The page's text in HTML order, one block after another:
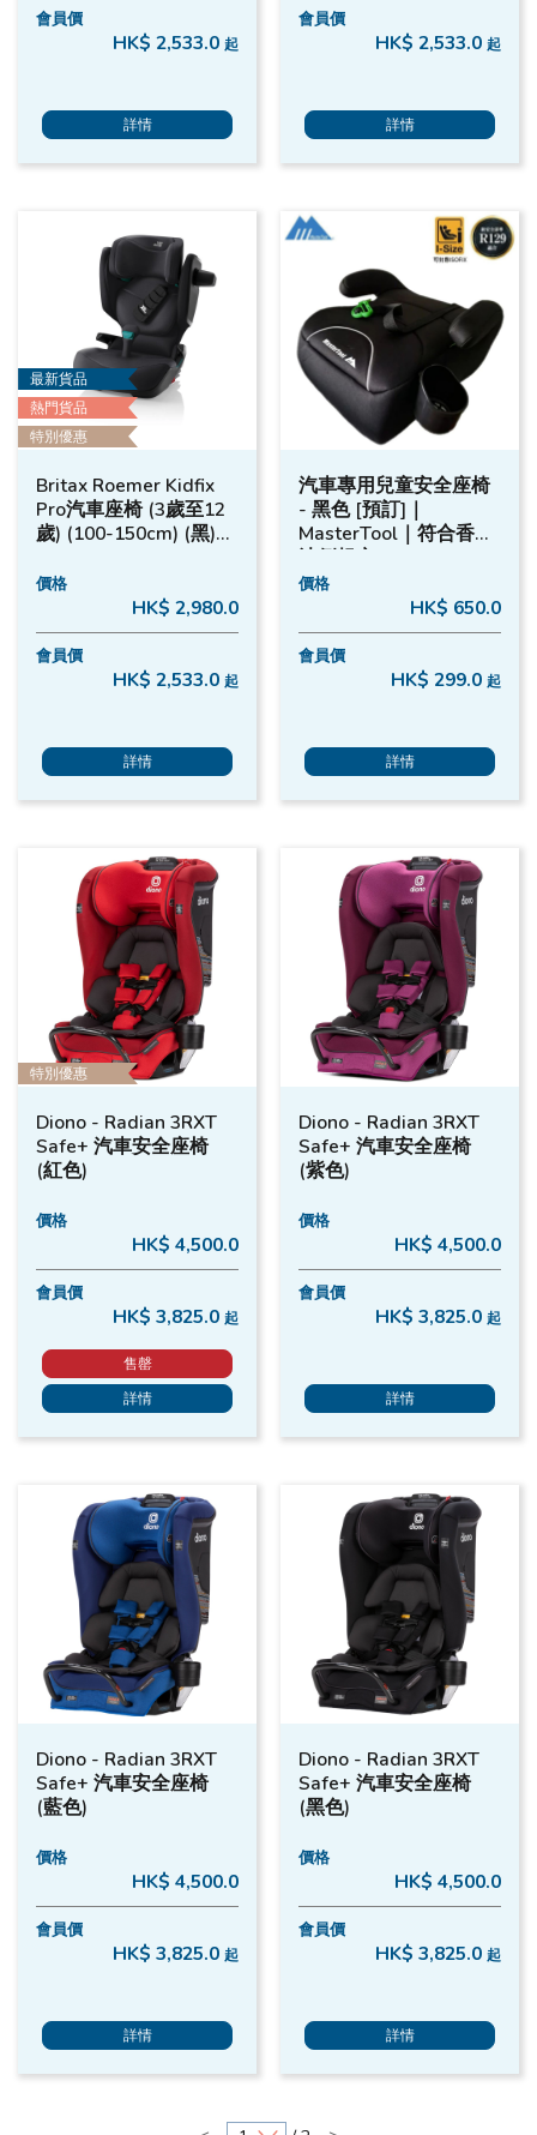
會員價
HK$ 2,533.0 起
詳情
會員價
HK$ 2,533.0 起
詳情
最新貨品
熱門貨品
特別優惠
Britax Roemer Kidfix
Pro汽車座椅 (3歲至12
歲) (100-150cm) (黑)｜
價格
HK$ 2,980.0
會員價
HK$ 2,533.0 起
詳情
汽車專用兒童安全座椅
- 黑色 [預訂]｜
MasterTool｜符合香港
法例規定
價格
HK$ 650.0
會員價
HK$ 299.0 起
詳情
特別優惠
Diono - Radian 3RXT
Safe+ 汽車安全座椅
(紅色)
價格
HK$ 4,500.0
會員價
HK$ 3,825.0 起
售罄
詳情
Diono - Radian 3RXT
Safe+ 汽車安全座椅
(紫色)
價格
HK$ 4,500.0
會員價
HK$ 3,825.0 起
詳情
Diono - Radian 3RXT
Safe+ 汽車安全座椅
(藍色)
價格
HK$ 4,500.0
會員價
HK$ 3,825.0 起
詳情
Diono - Radian 3RXT
Safe+ 汽車安全座椅
(黑色)
價格
HK$ 4,500.0
會員價
HK$ 3,825.0 起
詳情